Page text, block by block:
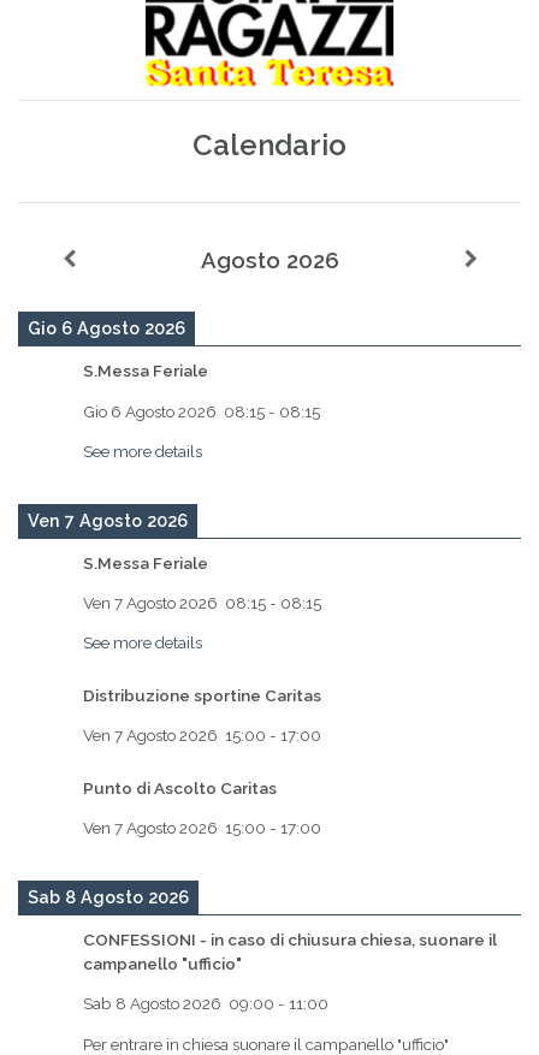
Calendario
Agosto 2026
Gio 6 Agosto 2026
S.Messa Feriale
Gio 6 Agosto 2026 08:15 - 08:15
See more details
Ven 7 Agosto 2026
S.Messa Feriale
Ven 7 Agosto 2026 08:15 - 08:15
See more details
Distribuzione sportine Caritas
Ven 7 Agosto 2026 15:00 - 17:00
Punto di Ascolto Caritas
Ven 7 Agosto 2026 15:00 - 17:00
Sab 8 Agosto 2026
CONFESSIONI - in caso di chiusura chiesa, suonare il
campanello "ufficio"
Sab 8 Agosto 2026 09:00 - 11:00
Per entrare in chiesa suonare il campanello "ufficio"